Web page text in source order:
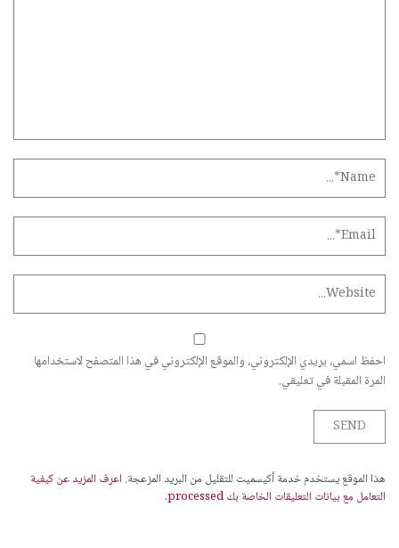
احفظ اسمي، بريدي الإلكتروني، والموقع الإلكتروني في هذا المتصفح لاستخدامها
المرة المقبلة في تعليقي.
هذا الموقع يستخدم خدمة أكيسميت للتقليل من البريد المزعجة.اعرف المزيد عن كيفية
التعامل مع بيانات التعليقات الخاصة بك processed
.